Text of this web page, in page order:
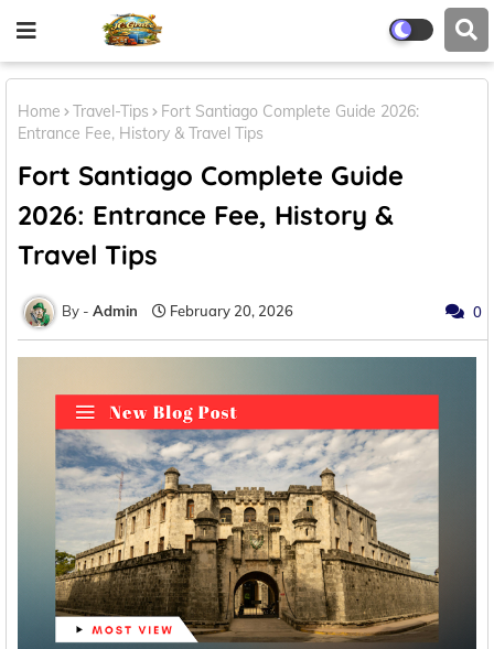
Home Travel-Tips
Fort Santiago Complete Guide 2026:
Entrance Fee, History & Travel Tips
Fort Santiago Complete Guide
2026: Entrance Fee, History &
Travel Tips
Admin February 20, 2026 0